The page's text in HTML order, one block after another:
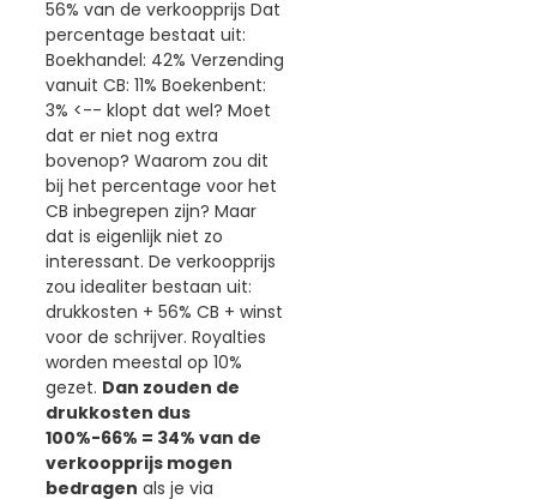
56% van de verkoopprijs Dat
percentage bestaat uit:
Boekhandel: 42% Verzending
vanuit CB: 11% Boekenbent:
3% <-- klopt dat wel? Moet
dat er niet nog extra
bovenop? Waarom zou dit
bij het percentage voor het
CB inbegrepen zijn? Maar
dat is eigenlijk niet zo
interessant. De verkoopprijs
zou idealiter bestaan uit:
drukkosten + 56% CB + winst
voor de schrijver. Royalties
worden meestal op 10%
gezet. Dan zouden de
drukkosten dus
100%-66% = 34% van de
verkoopprijs mogen
bedragen als je via